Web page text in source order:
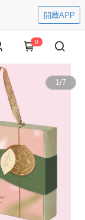
開啟APP
0
1/7